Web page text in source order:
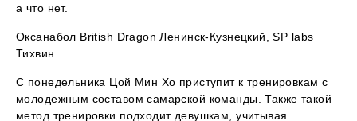
а что нет.
Оксанабол British Dragon Ленинск-Кузнецкий, SP labs
Тихвин.
С понедельника Цой Мин Хо приступит к тренировкам с
молодежным составом самарской команды. Также такой
метод тренировки подходит девушкам, учитывая